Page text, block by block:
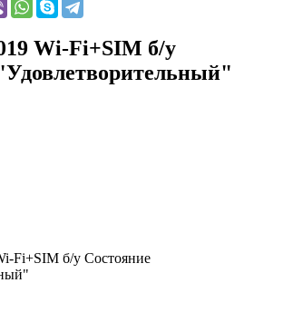
Wi-Fi+SIM б/у
Fi+SIM б/у Состояние